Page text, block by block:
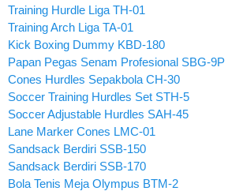
Training Hurdle Liga TH-01
Training Arch Liga TA-01
Kick Boxing Dummy KBD-180
Papan Pegas Senam Profesional SBG-9P
Cones Hurdles Sepakbola CH-30
Soccer Training Hurdles Set STH-5
Soccer Adjustable Hurdles SAH-45
Lane Marker Cones LMC-01
Sandsack Berdiri SSB-150
Sandsack Berdiri SSB-170
Bola Tenis Meja Olympus BTM-2